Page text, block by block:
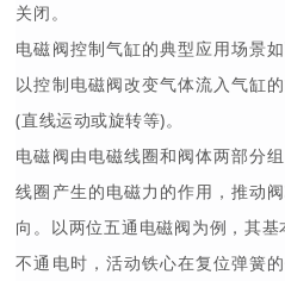
关闭。
电磁阀控制气缸的典型应用场景
以控制电磁阀改变气体流入气缸
(直线运动或旋转等)。
电磁阀由电磁线圈和阀体两部分
线圈产生的电磁力的作用，推动
向。以两位五通电磁阀为例，其
不通电时，活动铁心在复位弹簧